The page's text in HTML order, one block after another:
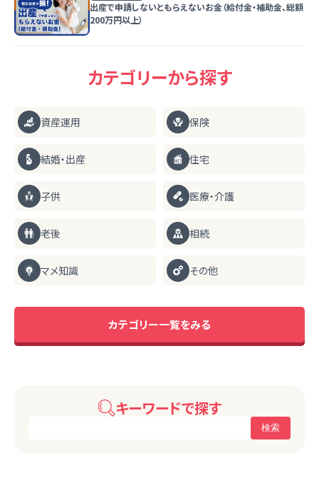
出産で申請しないともらえないお金（給付金・補助金、総額
200万円以上）
カテゴリーから探す
資産運用 保険
結婚・出産 住宅
子供 医療・介護
老後 相続
マメ知識 その他
カテゴリー一覧をみる
キーワードで探す